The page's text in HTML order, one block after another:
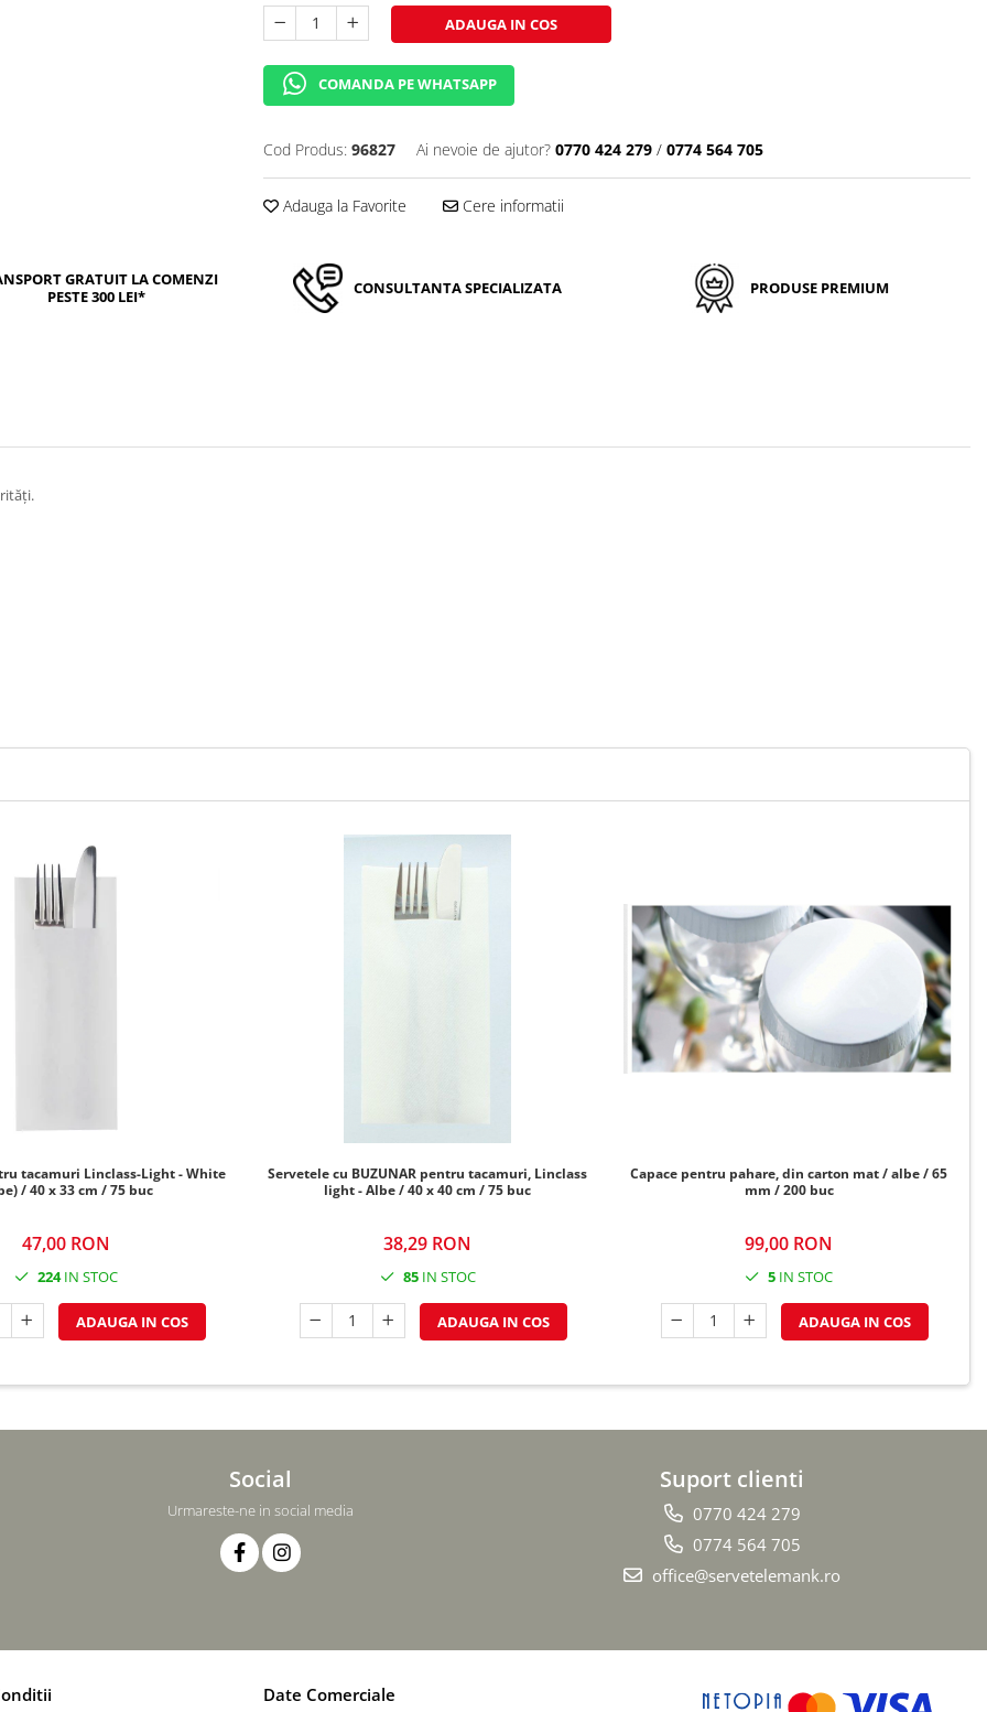
ADAUGA IN COS
COMANDA PE WHATSAPP
Cod Produs: 96827 Ai nevoie de ajutor? 0770 424 279 / 0774 564 705
Adauga la Favorite Cere informatii
GRATUIT LA COMENZI
PESTE 300 LEI*
CONSULTANTA SPECIALIZATA PRODUSE PREMIUM
tacamuri Linclass-Light - White
/ 40 x 33 cm / 75 buc
47,00 RON
224IN STOC
ADAUGA IN COS
Servetele cu BUZUNAR pentru tacamuri, Linclass
light - Albe / 40 x 40 cm / 75 buc
38,29 RON
85IN STOC
ADAUGA IN COS
Capace pentru pahare, din carton mat / albe / 65
mm / 200 buc
99,00 RON
5 IN STOC
ADAUGA IN COS
Social
Urmareste-ne in social media
Suport clienti
0770 424 279
0774 564 705
office@servetelemank.ro
Date Comerciale